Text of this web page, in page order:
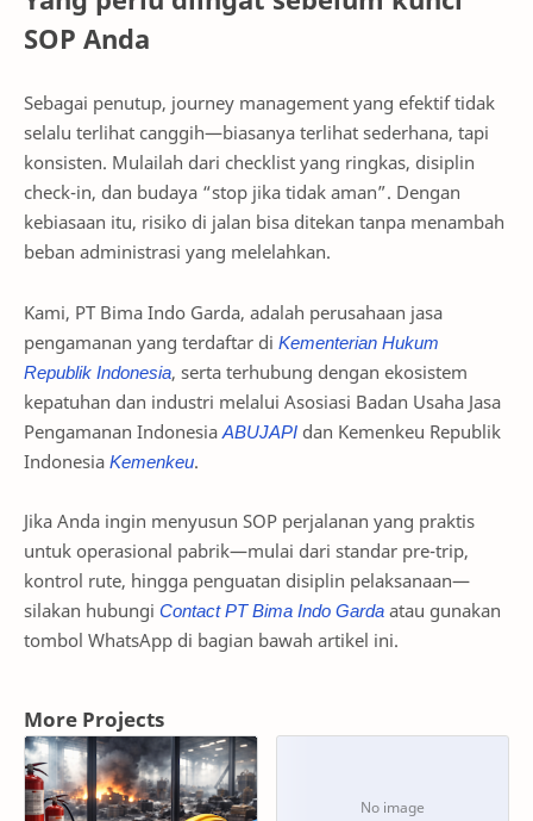
SOP Anda
Sebagai penutup, journey management yang efektif tidak
selalu terlihat canggih—biasanya terlihat sederhana, tapi
konsisten. Mulailah dari checklist yang ringkas, disiplin
check-in, dan budaya “stop jika tidak aman”. Dengan
kebiasaan itu, risiko di jalan bisa ditekan tanpa menambah
beban administrasi yang melelahkan.
Kami, PT Bima Indo Garda, adalah perusahaan jasa
pengamanan yang terdaftar di Kementerian Hukum
Republik Indonesia, serta terhubung dengan ekosistem
kepatuhan dan industri melalui Asosiasi Badan Usaha Jasa
Pengamanan Indonesia ABUJAPI dan Kemenkeu Republik
Indonesia Kemenkeu.
Jika Anda ingin menyusun SOP perjalanan yang praktis
untuk operasional pabrik—mulai dari standar pre-trip,
kontrol rute, hingga penguatan disiplin pelaksanaan—
silakan hubungi Contact PT Bima Indo Garda atau gunakan
tombol WhatsApp di bagian bawah artikel ini.
More Projects